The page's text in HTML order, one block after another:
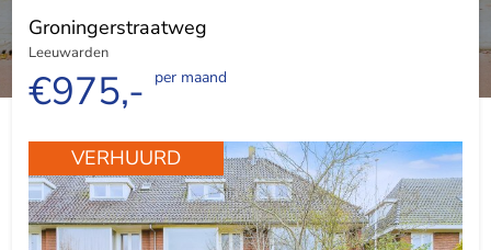
Groningerstraatweg
Leeuwarden
€975,- per maand
VERHUURD